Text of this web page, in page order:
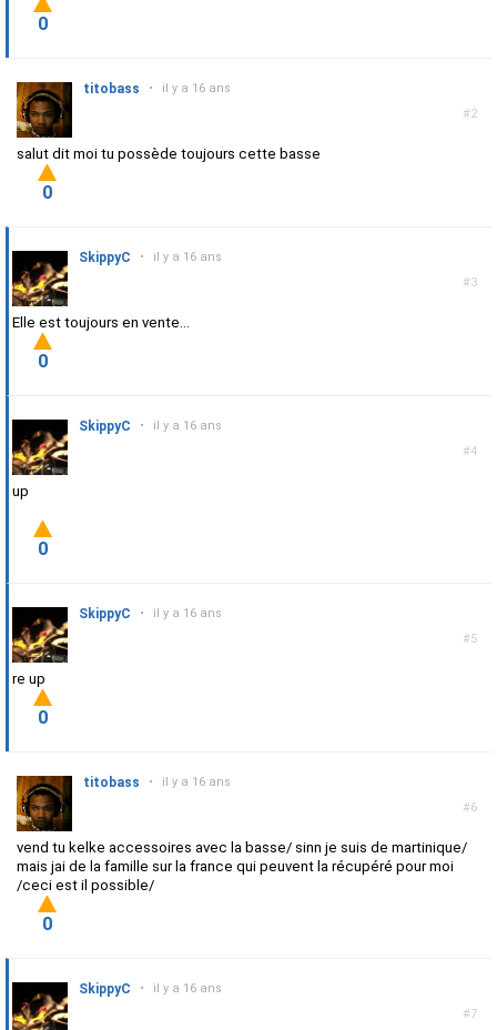
0
#2
titobass • il y a 16 ans
salut dit moi tu possède toujours cette basse
0
#3
SkippyC • il y a 16 ans
Elle est toujours en vente...
0
#4
SkippyC • il y a 16 ans
up
0
#5
SkippyC • il y a 16 ans
re up
0
#6
titobass • il y a 16 ans
vend tu kelke accessoires avec la basse/ sinn je suis de martinique/
mais jai de la famille sur la france qui peuvent la récupéré pour moi
/ceci est il possible/
0
#7
SkippyC • il y a 16 ans